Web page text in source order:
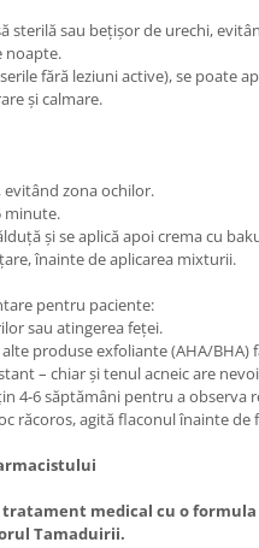
sterilă sau bețișor de urechi,
noapte.
fără leziuni active), se poate
și calmare.
evitând zona ochilor.
minute.
și se aplică apoi crema cu
înainte de aplicarea mixturii.
pentru paciente:
sau atingerea feței.
produse exfoliante (AHA/BHA)
– chiar și tenul acneic are
4-6 săptămâni pentru a observa
răcoros, agită flaconul înainte de
medical cu o formula
Tamaduirii.